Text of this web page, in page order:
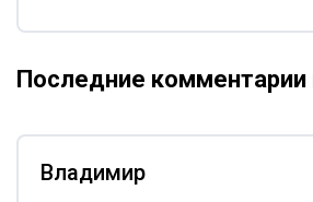
Последние комментарии
Владимир